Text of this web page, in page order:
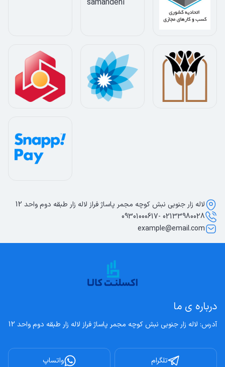
درباره ی ما
آدرس: لاله زار جنوبی نبش کوچه مجمر پاساژ فراز لاله زار طبقه دوم واحد 12
تلگرام واتساپ
لاله زار جنوبی نبش کوچه مجمر پاساژ فراز لاله زار طبقه دوم واحد 12
02133980028 -09301000617
example@email.com